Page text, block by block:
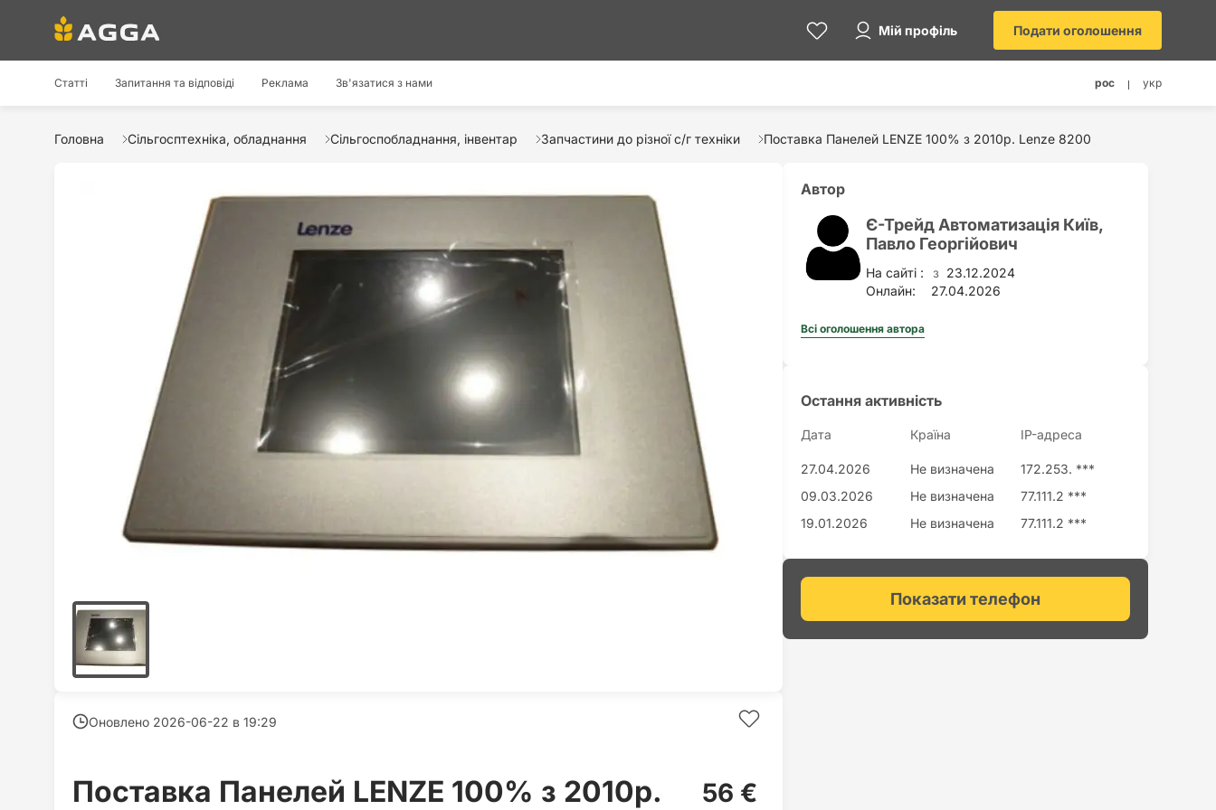
Мій профіль Подати оголошення
Статті Запитання та відповіді Реклама Зв'язатися з нами рос укр
Головна Сільгосптехніка, обладнання Сільгоспобладнання, інвентар Запчастини до різної с/г техніки Поставка Панелей LENZE 100% з 2010р. Lenze 8200
Оновлено 2026-06-22 в 19:29
Поставка Панелей LENZE 100% з 2010р.
56 €
Автор
Є-Трейд Автоматизація Київ,
Павло Георгійович
На сайті : з 23.12.2024
Онлайн:
27.04.2026
Всі оголошення автора
Остання активність
Дата Країна IP-адреса
27.04.2026 Не визначена
172.253. ***
09.03.2026
Не визначена
77.111.2 ***
19.01.2026
Не визначена 77.111.2 ***
Показати телефон